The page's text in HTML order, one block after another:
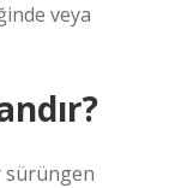
veya
sürüngen